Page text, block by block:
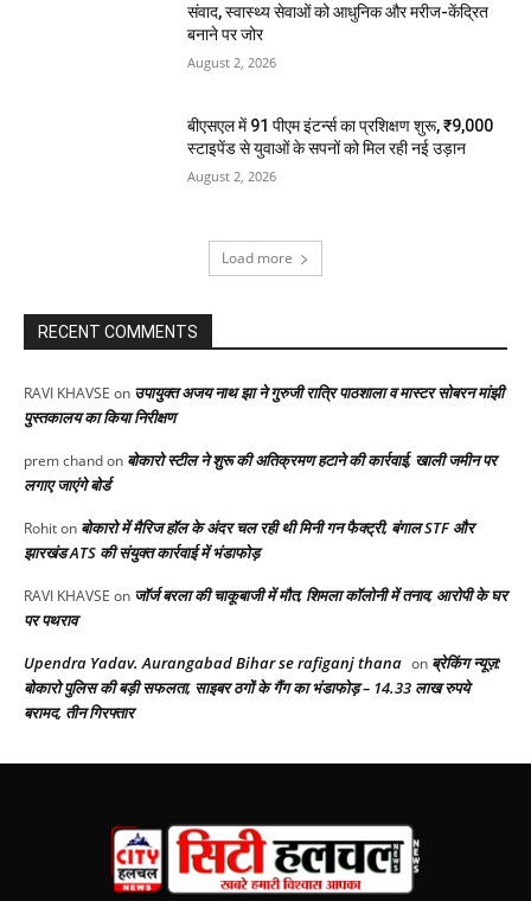
संवाद, स्वास्थ्य सेवाओं को आधुनिक और मरीज-केंद्रित
बनाने पर जोर
August 2, 2026
बीएसएल में 91 पीएम इंटर्न्स का प्रशिक्षण शुरू, ₹9,000
स्टाइपेंड से युवाओं के सपनों को मिल रही नई उड़ान
August 2, 2026
Load more
RECENT COMMENTS
RAVI KHAVSE on उपायुक्त अजय नाथ झा ने गुरुजी रात्रि पाठशाला व मास्टर सोबरन मांझी
पुस्तकालय का किया निरीक्षण
prem chandon बोकारो स्टील ने शुरू की अतिक्रमण हटाने की कार्रवाई, खाली जमीन पर
लगाए जाएंगे बोर्ड
Rohiton बोकारो में मैरिज हॉल के अंदर चल रही थी मिनी गन फैक्ट्री, बंगाल STF और
झारखंड ATS की संयुक्त कार्रवाई में भंडाफोड़
RAVI KHAVSE on जॉर्ज बरला की चाकूबाजी में मौत, शिमला कॉलोनी में तनाव, आरोपी के घर
पर पथराव
Upendra Yadav. Aurangabad Bihar se rafiganj thana on ब्रेकिंग न्यूज़:
बोकारो पुलिस की बड़ी सफलता, साइबर ठगों के गैंग का भंडाफोड़ – 14.33 लाख रुपये
बरामद, तीन गिरफ्तार